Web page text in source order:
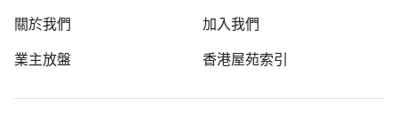
關於我們
加入我們
業主放盤
香港屋苑索引